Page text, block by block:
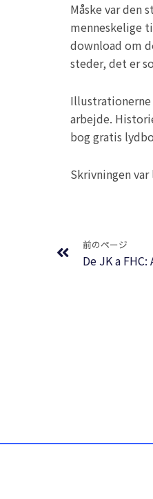
Måske var den
menneskelige
download om
steder, det er
arbejde.
bog gratis
Skrivningen
前のページ
De JK a